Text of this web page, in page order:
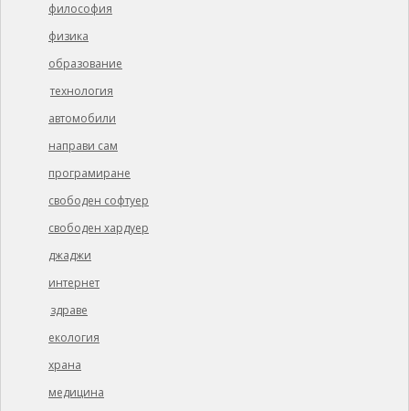
философия
физика
образование
технология
автомобили
направи сам
програмиране
свободен софтуер
свободен хардуер
джаджи
интернет
здраве
екология
храна
медицина